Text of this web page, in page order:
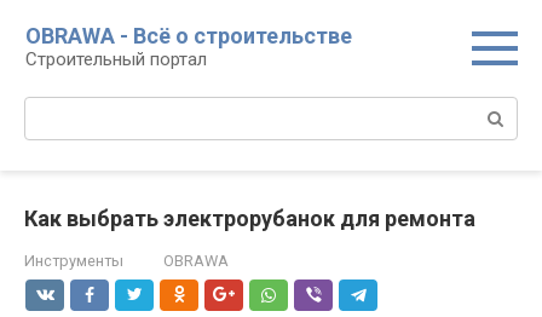
контенту
OBRAWA - Всё о строительстве
Строительный портал
Как выбрать электрорубанок для ремонта
Инструменты OBRAWA